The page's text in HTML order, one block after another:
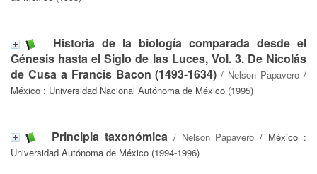
Historia de la biología comparada desde el
Génesis hasta el Siglo de las Luces, Vol. 3. De Nicolás
de Cusa a Francis Bacon (1493-1634) / Nelson Papavero /
México : Universidad Nacional Autónoma de México (1995)
Principia taxonómica/ Nelson Papavero / México :
Universidad Autónoma de México (1994-1996)